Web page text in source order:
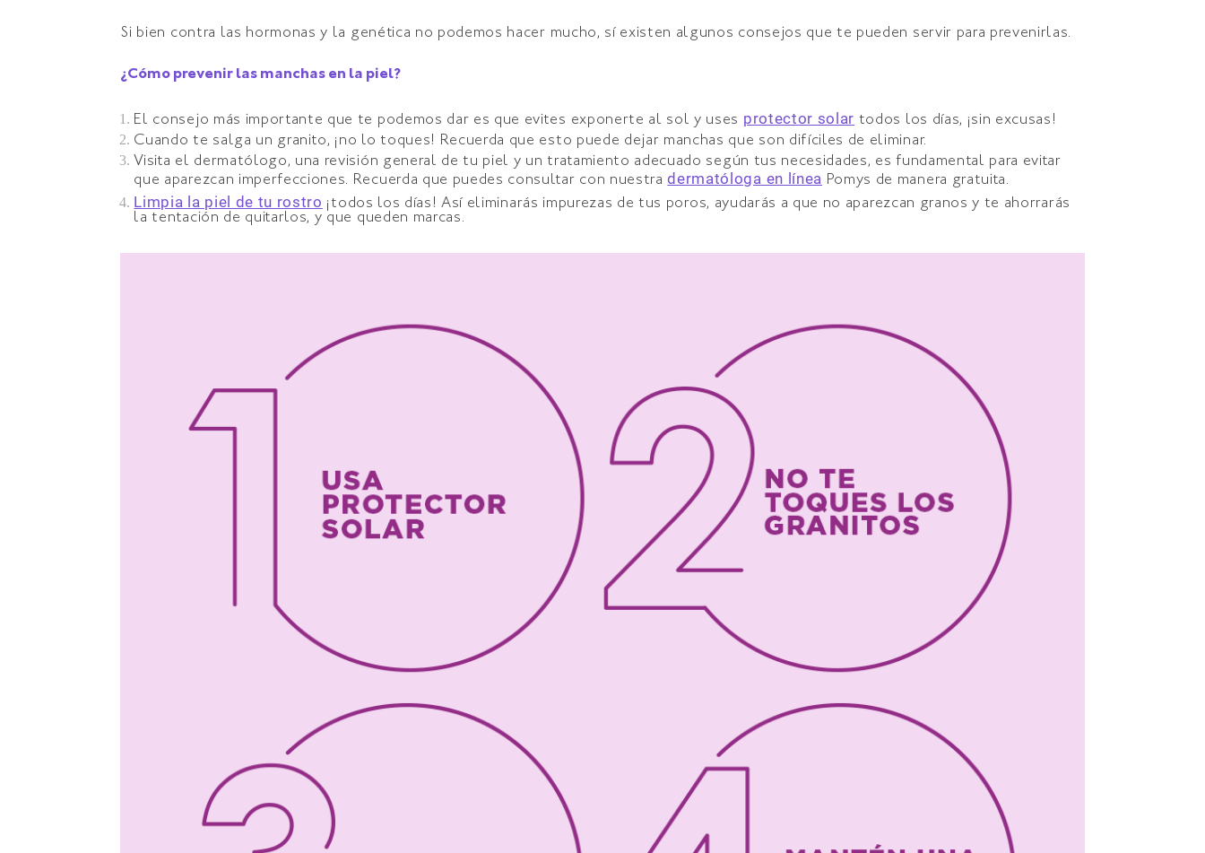
Si bien contra las hormonas y la genética no podemos hacer mucho, sí existen algunos consejos que te pueden servir para prevenirlas.
¿Cómo prevenir las manchas en la piel?
El consejo más importante que te podemos dar es que evites exponerte al sol y uses protector solar todos los días, ¡sin excusas!
Cuando te salga un granito, ¡no lo toques! Recuerda que esto puede dejar manchas que son difíciles de eliminar.
Visita el dermatólogo, una revisión general de tu piel y un tratamiento adecuado según tus necesidades, es fundamental para evitar
que aparezcan imperfecciones. Recuerda que puedes consultar con nuestradermatóloga en línea Pomys de manera gratuita.
Limpia la piel de tu rostro ¡todos los días! Así eliminarás impurezas de tus poros, ayudarás a que no aparezcan granos y te ahorrarás
la tentación de quitarlos, y que queden marcas.